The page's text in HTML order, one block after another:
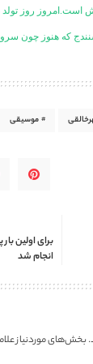
است.امروز روز
سنندج که هنوز چون
موسیقی
برای اولین
انجام شد
بخش‌های موردنیاز